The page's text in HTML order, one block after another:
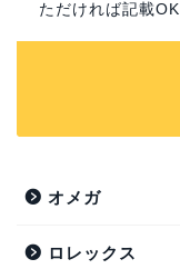
ただければ記載OK
オメガ
ロレックス